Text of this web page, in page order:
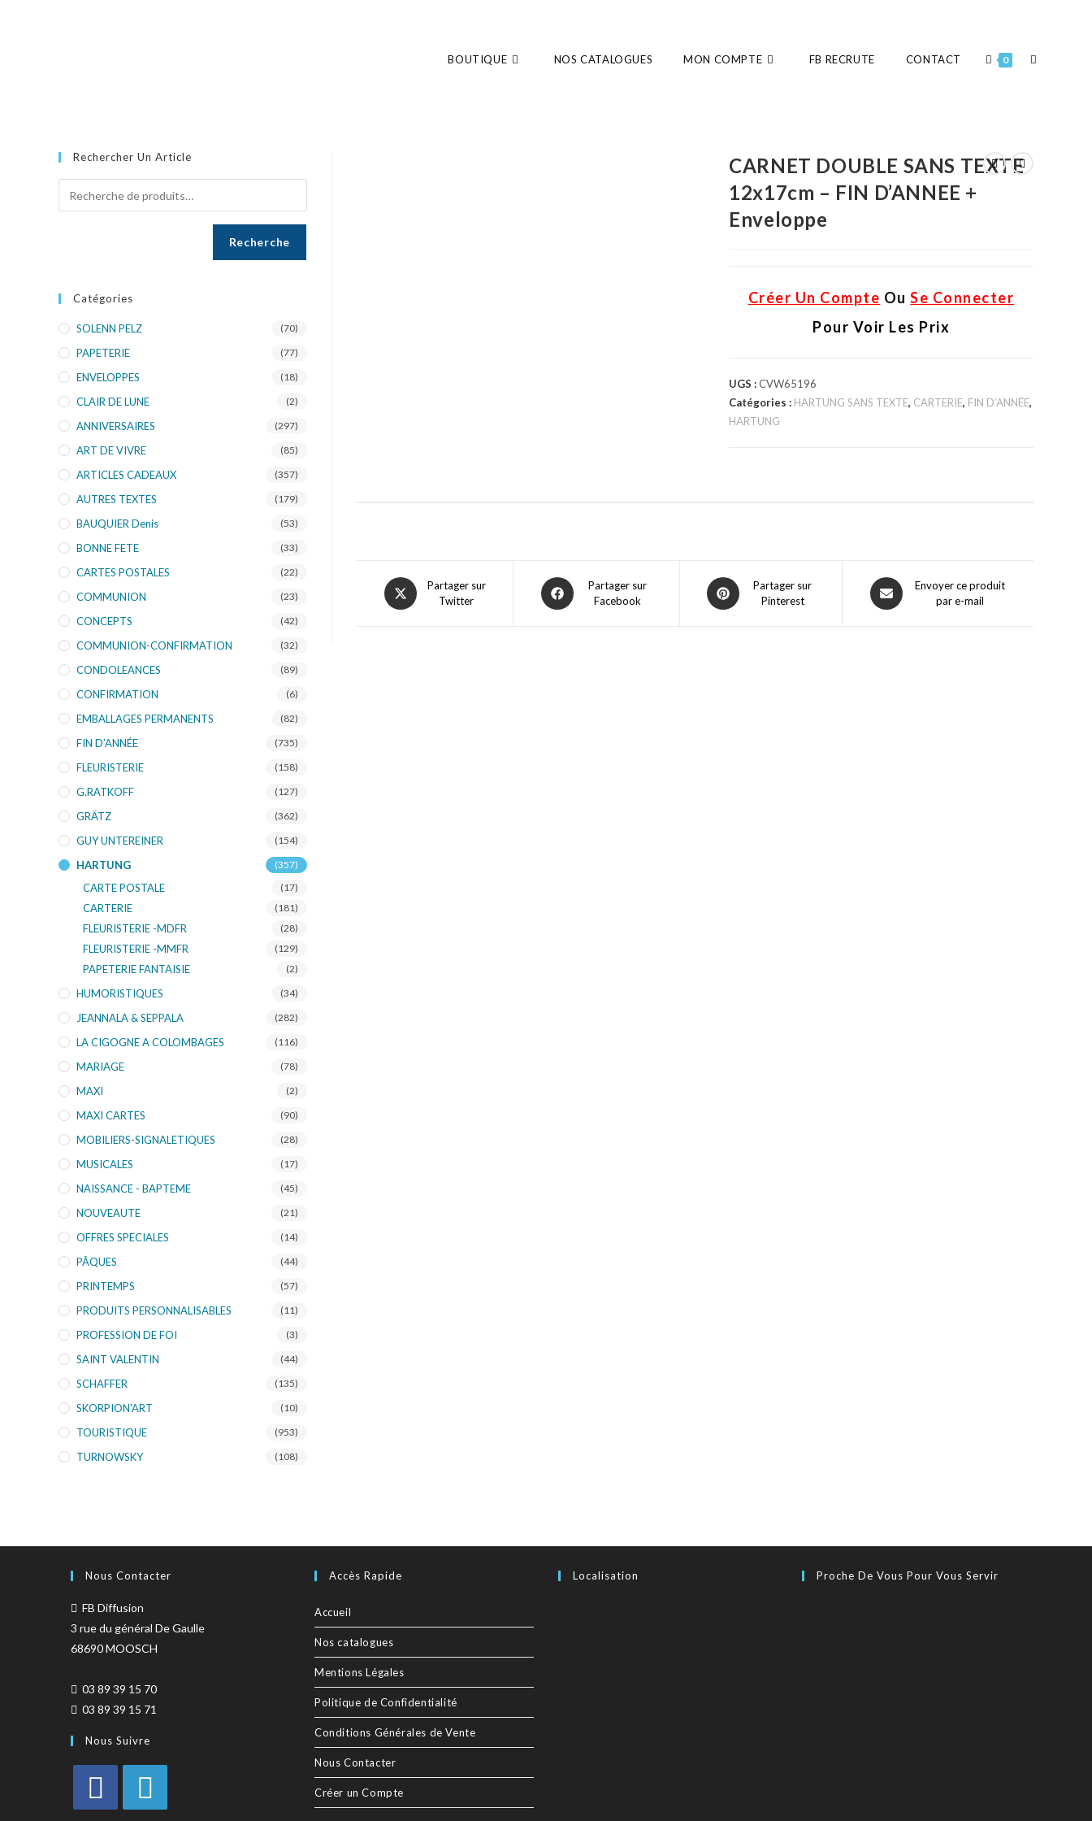
BOUTIQUE NOS CATALOGUES MON COMPTE FB RECRUTE CONTACT 0
CARNET DOUBLE SANS TEXTE
12x17cm – FIN D’ANNEE +
Enveloppe
Créer Un Compte OuSe Connecter
Pour Voir Les Prix
UGS :CVW65196
Catégories : HARTUNG SANS TEXTE, CARTERIE, FIN D’ANNÉE,
HARTUNG
Partager sur
Twitter
Partager sur
Facebook
Partager sur
Pinterest
Envoyer ce produit
par e-mail
Rechercher Un Article
Recherche
Catégories
SOLENN PELZ (70)
PAPETERIE (77)
ENVELOPPES (18)
CLAIR DE LUNE (2)
ANNIVERSAIRES (297)
ART DE VIVRE (85)
ARTICLES CADEAUX (357)
AUTRES TEXTES (179)
BAUQUIER Denis (53)
BONNE FETE (33)
CARTES POSTALES (22)
COMMUNION (23)
CONCEPTS (42)
COMMUNION-CONFIRMATION (32)
CONDOLEANCES (89)
CONFIRMATION (6)
EMBALLAGES PERMANENTS (82)
FIN D’ANNÉE (735)
FLEURISTERIE (158)
G.RATKOFF (127)
GRÄTZ (362)
GUY UNTEREINER (154)
HARTUNG (357)
CARTE POSTALE (17)
CARTERIE (181)
FLEURISTERIE -MDFR (28)
FLEURISTERIE -MMFR (129)
PAPETERIE FANTAISIE (2)
HUMORISTIQUES (34)
JEANNALA & SEPPALA (282)
LA CIGOGNE A COLOMBAGES (116)
MARIAGE (78)
MAXI (2)
MAXI CARTES (90)
MOBILIERS-SIGNALETIQUES (28)
MUSICALES (17)
NAISSANCE - BAPTEME (45)
NOUVEAUTE (21)
OFFRES SPECIALES (14)
PÂQUES (44)
PRINTEMPS (57)
PRODUITS PERSONNALISABLES (11)
PROFESSION DE FOI (3)
SAINT VALENTIN (44)
SCHAFFER (135)
SKORPION'ART (10)
TOURISTIQUE (953)
TURNOWSKY (108)
Nous Contacter
FB Diffusion
3 rue du général De Gaulle
68690 MOOSCH
03 89 39 15 70
03 89 39 15 71
Nous Suivre
Accès Rapide
Accueil
Nos catalogues
Mentions Légales
Politique de Confidentialité
Conditions Générales de Vente
Nous Contacter
Créer un Compte
Localisation Proche De Vous Pour Vous Servir